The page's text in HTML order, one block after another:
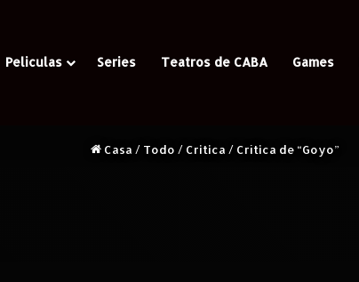
Peliculas Series Teatros de CABA Games
Casa / Todo / Critica / Crítica de “Goyo”